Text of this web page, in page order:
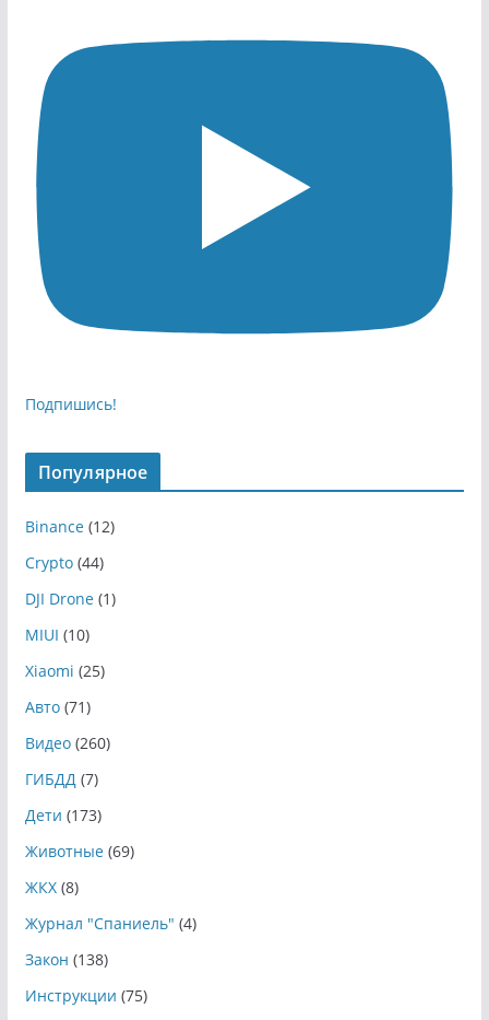
Подпишись!
Популярное
Binance(12)
Crypto(44)
DJI Drone(1)
MIUI (10)
Xiaomi (25)
Авто(71)
Видео(260)
ГИБДД(7)
Дети (173)
Животные(69)
ЖКХ(8)
Журнал "Спаниель" (4)
Закон (138)
Инструкции (75)